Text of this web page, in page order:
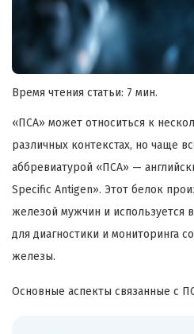
Время чтения статьи: 7 мин.
«ПСА» может относиться к
различных контекстах, но чаще
аббревиатурой «ПСА» —
Specific Antigen». Этот белок
железой мужчин и используется
для диагностики и мониторинга
железы.
Основные аспекты связанные с